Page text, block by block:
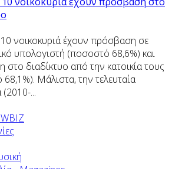
νοικοκυριά έχουν πρόσβαση σε
υπολογιστή (ποσοστό 68,6%) και
διαδίκτυο από την κατοικία τους
Μάλιστα, την τελευταία
(2010-...